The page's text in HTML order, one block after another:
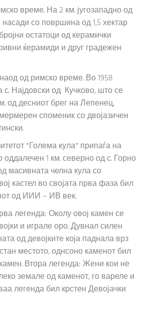
време. На 2 км. југозападно од
со површина од 1,5 хектар
остатоци од керамички
ќерамиди и друг градежен
од римско време. Во 1958
с. Најдовски од Кучково, што се
од десниот брег на Лепенец,
споменик со двојазичен
*Голема кула* припаѓа на
оддалечен 1 км. северно од с. Горно
масивната челна кула со
кастел во својата прва фаза бил
од ИИИ – ИВ век.
легенда: Околу овој камен се
и играле оро. Дувнал силен
од девојките која паднала врз
местото, однсоно каменот бил
Втора легенда: Жени кои не
земале од каменот, го вареле и
легенда бил крстен Девојачки